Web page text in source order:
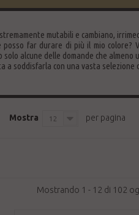
mutabili e cambiano,
posso far durare di più il mio
alcune delle domande che
a soddisfarla con una vasta
Mostra 12 per pagina
Mostrando 1 - 12 di 102